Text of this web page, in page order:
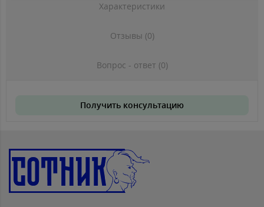
Характеристики
Отзывы (0)
Вопрос - ответ (0)
Получить консультацию